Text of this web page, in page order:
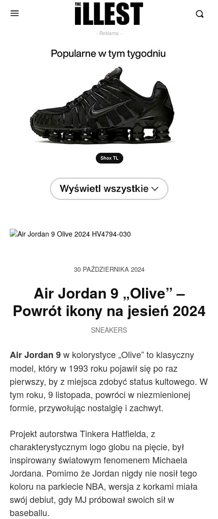
- Reklama -
30 PAŹDZIERNIKA 2024
Air Jordan 9 „Olive” –
Powrót ikony na jesień 2024
SNEAKERS
Air Jordan 9w kolorystyce „Olive” to klasyczny
model, który w 1993 roku pojawił się po raz
pierwszy, by z miejsca zdobyć status kultowego. W
tym roku, 9 listopada, powróci w niezmienionej
formie, przywołując nostalgię i zachwyt.
Projekt autorstwa Tinkera Hatfielda, z
charakterystycznym logo globu na pięcie, był
inspirowany światowym fenomenem Michaela
Jordana. Pomimo że Jordan nigdy nie nosił tego
koloru na parkiecie NBA, wersja z korkami miała
swój debiut, gdy MJ próbował swoich sił w
baseballu.